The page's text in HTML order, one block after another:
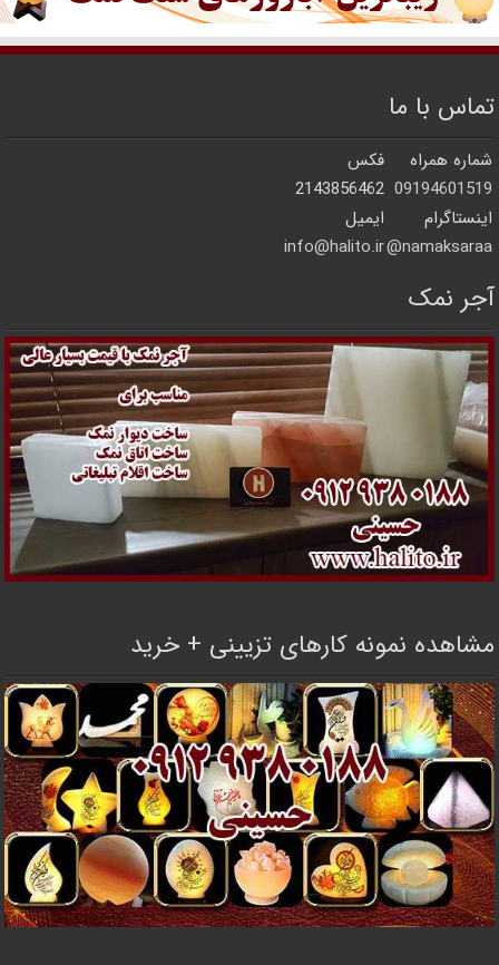
تماس با ما
شماره همراه
فکس
09194601519
2143856462
اینستاگرام
ایمیل
namaksaraa@
info@halito.ir
آجر نمک
مشاهده نمونه کارهای تزیینی + خرید